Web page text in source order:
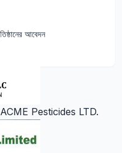
আবেদন
Pesticides LTD.